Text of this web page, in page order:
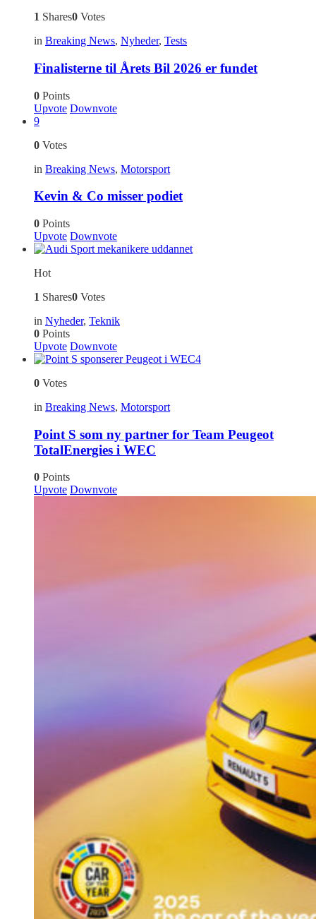
1 Shares0 Votes
in Breaking News, Nyheder, Tests
Finalisterne til Årets Bil 2026 er fundet
0 Points
Upvote Downvote
9
0 Votes
in Breaking News, Motorsport
Kevin & Co misser podiet
0 Points
Upvote Downvote
Hot
1 Shares0 Votes
in Nyheder, Teknik
0 Points
Upvote Downvote
4
0 Votes
in Breaking News, Motorsport
Point S som ny partner for Team Peugeot
TotalEnergies i WEC
0 Points
Upvote Downvote